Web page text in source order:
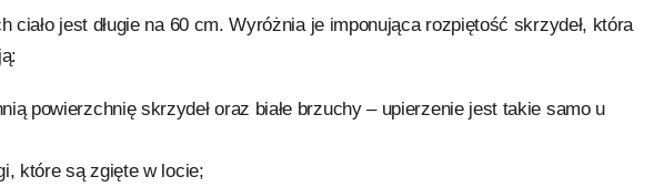
ciało jest długie na 60 cm. Wyróżnia je imponująca rozpiętość skrzydeł, która
powierzchnię skrzydeł oraz białe brzuchy – upierzenie jest takie samo u
które są zgięte w locie;